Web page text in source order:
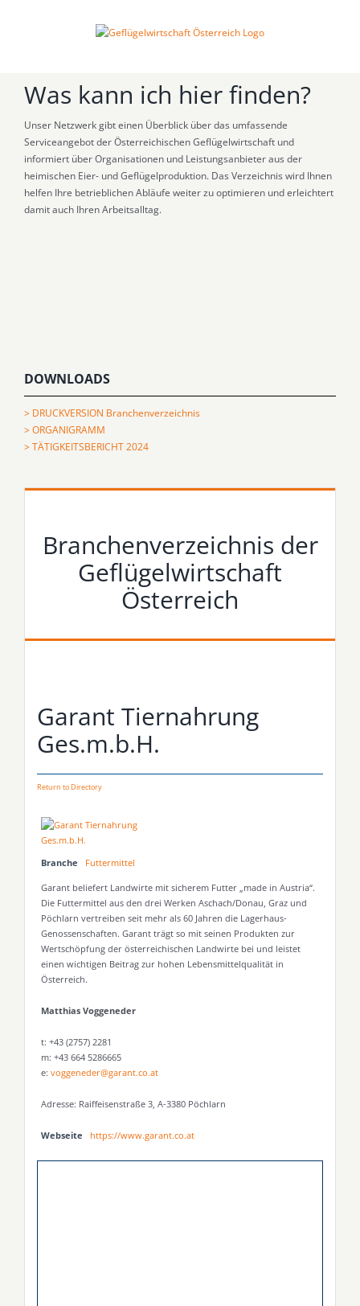
Was kann ich hier finden?
Unser Netzwerk gibt einen Überblick über das umfassende
Serviceangebot der Österreichischen Geflügelwirtschaft und
informiert über Organisationen und Leistungsanbieter aus der
heimischen Eier- und Geflügelproduktion. Das Verzeichnis wird Ihnen
helfen Ihre betrieblichen Abläufe weiter zu optimieren und erleichtert
damit auch Ihren Arbeitsalltag.
DOWNLOADS
> DRUCKVERSION Branchenverzeichnis
> ORGANIGRAMM
> TÄTIGKEITSBERICHT 2024
Branchenverzeichnis der
Geflügelwirtschaft
Österreich
Garant Tiernahrung
Ges.m.b.H.
Return to Directory
Branche Futtermittel
Garant beliefert Landwirte mit sicherem Futter „made in Austria“.
Die Futtermittel aus den drei Werken Aschach/Donau, Graz und
Pöchlarn vertreiben seit mehr als 60 Jahren die Lagerhaus-
Genossenschaften. Garant trägt so mit seinen Produkten zur
Wertschöpfung der österreichischen Landwirte bei und leistet
einen wichtigen Beitrag zur hohen Lebensmittelqualität in
Österreich.
Matthias Voggeneder
t: +43 (2757) 2281
m: +43 664 5286665
e: voggeneder@garant.co.at
Adresse: Raiffeisenstraße 3, A-3380 Pöchlarn
Webseite https://www.garant.co.at